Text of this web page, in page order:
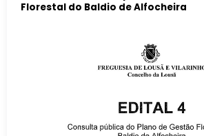
Florestal do Baldio de Alfocheira